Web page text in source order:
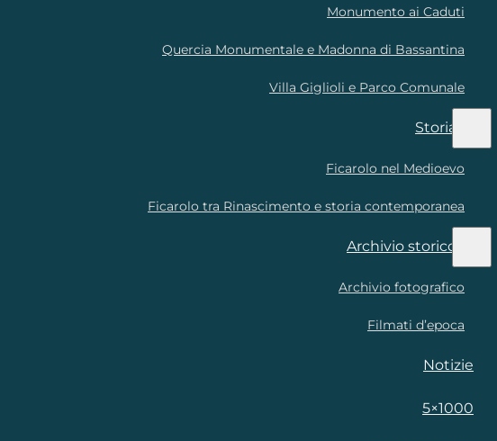
Monumento ai Caduti
Quercia Monumentale e Madonna di Bassantina
Villa Giglioli e Parco Comunale
Storia
Ficarolo nel Medioevo
Ficarolo tra Rinascimento e storia contemporanea
Archivio storico
Archivio fotografico
Filmati d’epoca
Notizie
5×1000